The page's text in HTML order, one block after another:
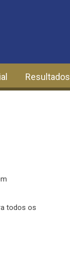
Resultados
todos os